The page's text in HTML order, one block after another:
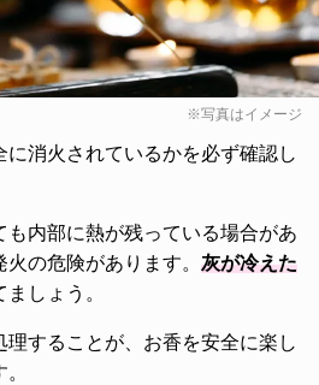
※写真はイメージ
消火されているかを必ず確認し
も内部に熱が残っている場合があ
の危険があります。 灰が冷えた
しょう。
することが、お香を安全に楽し